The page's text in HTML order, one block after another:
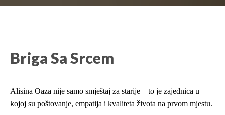
Briga Sa Srcem
Alisina Oaza nije samo smještaj za starije – to je zajednica u
kojoj su poštovanje, empatija i kvaliteta života na prvom mjestu.